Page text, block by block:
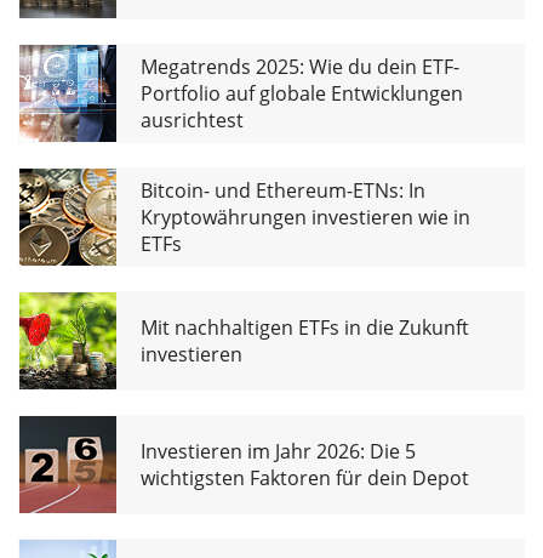
Megatrends 2025: Wie du dein ETF-
Portfolio auf globale Entwicklungen
ausrichtest
Bitcoin- und Ethereum-ETNs: In
Kryptowährungen investieren wie in
ETFs
Mit nachhaltigen ETFs in die Zukunft
investieren
Investieren im Jahr 2026: Die 5
wichtigsten Faktoren für dein Depot